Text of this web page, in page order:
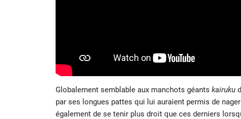
Globalement semblable aux manchots géants kairuku
par ses longues pattes qui lui auraient permis de
également de se tenir plus droit que ces derniers